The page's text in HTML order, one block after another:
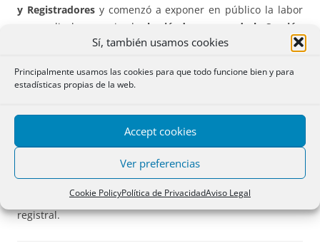
Sí, también usamos cookies
Principalmente usamos las cookies para que todo funcione bien y para
estadísticas propias de la web.
Accept cookies
Ver preferencias
Cookie PolicyPolítica de PrivacidadAviso Legal
y Registradoresy comenzó a exponer en público la labor
que realizaba en privado,
haciéndose cargo de la Sección
de Fiscal de la página web. Sus informes mensuales,
objetivo, en ellos encontramos sentencias del Tribunal
los Tribunales Superiores de Justicia; junto a las
resoluciones de la Dirección General de Tributos, las del
Tribunal Económico Administrativo Central y algunas
autonómicas y doctrina y múltiple bibliografía, siempre
analizando con especial profundidad todo lo relacionado
con los impuestos cercanos a nuestra función, notarial y
registral.